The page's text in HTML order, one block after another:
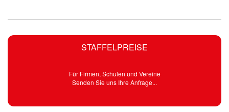
STAFFELPREISE
Für Firmen, Schulen und Vereine
Senden Sie uns Ihre Anfrage...